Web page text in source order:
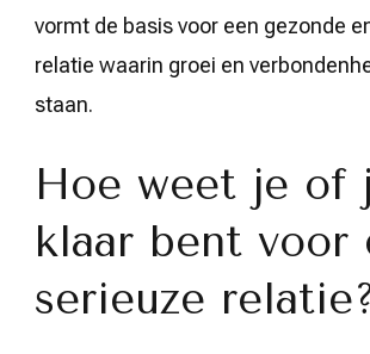
vormt de basis voor een gezonde
relatie waarin groei en
staan.
Hoe weet je of
klaar bent voor
serieuze